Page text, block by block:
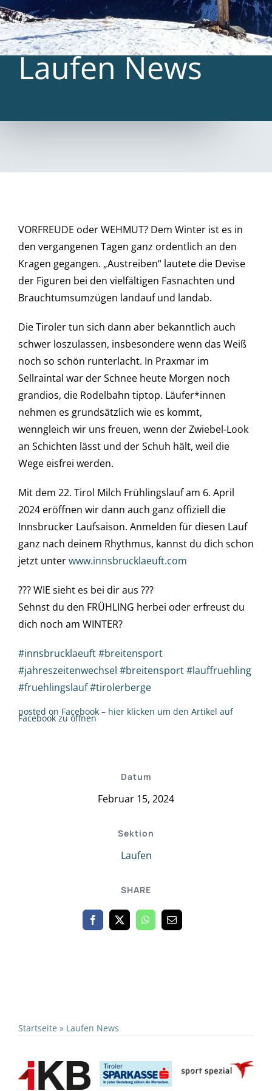
Laufen News
Datum
Februar 15, 2024
Sektion
Laufen
SHARE
VORFREUDE oder WEHMUT? Dem Winter ist es in
den vergangenen Tagen ganz ordentlich an den
Kragen gegangen. „Austreiben“ lautete die Devise
der Figuren bei den vielfältigen Fasnachten und
Brauchtumsumzügen landauf und landab.
Die Tiroler tun sich dann aber bekanntlich auch
schwer loszulassen, insbesondere wenn das Weiß
noch so schön runterlacht. In Praxmar im
Sellraintal war der Schnee heute Morgen noch
grandios, die Rodelbahn tiptop. Läufer*innen
nehmen es grundsätzlich wie es kommt,
wenngleich wir uns freuen, wenn der Zwiebel-Look
an Schichten lässt und der Schuh hält, weil die
Wege eisfrei werden.
Mit dem 22. Tirol Milch Frühlingslauf am 6. April
2024 eröffnen wir dann auch ganz offiziell die
Innsbrucker Laufsaison. Anmelden für diesen Lauf
ganz nach deinem Rhythmus, kannst du dich schon
jetzt unterwww.innsbrucklaeuft.com
??? WIE sieht es bei dir aus ???
Sehnst du den FRÜHLING herbei oder erfreust du
dich noch am WINTER?
#innsbrucklaeuft#breitensport
#jahreszeitenwechsel #breitensport#lauffruehling
#fruehlingslauf#tirolerberge
posted on Facebook – hier klicken um den Artikel auf
Facebook zu öffnen
Startseite » Laufen News